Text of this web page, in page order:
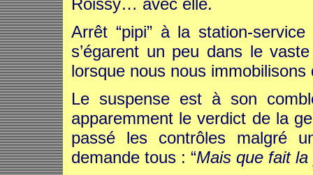
Roissy… avec elle.
Arrêt “pipi” à la station-
s’égarent un peu dans le
lorsque nous nous immobilisons
Le suspense est à son
apparemment le verdict de la
passé les contrôles malgré
demande tous : “Mais que fait la